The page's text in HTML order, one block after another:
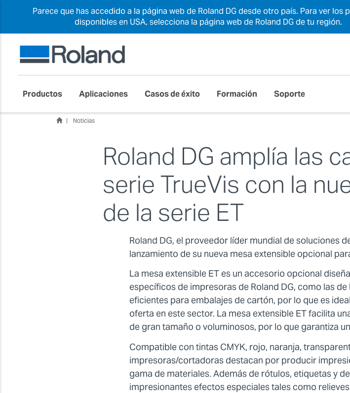
Parece que has accedido a la página web de Roland DG desde otro país. Para ver los
disponibles en USA, selecciona la página web de Roland DG de tu región.
Productos Aplicaciones Casos de éxito Formación Soporte
Noticias
Roland DG amplía las
serie TrueVis con la
de la serie ET
Roland DG, el proveedor líder mundial de soluciones
lanzamiento de su nueva mesa extensible opcional
La mesa extensible ET es un accesorio opcional
específicos de impresoras de Roland DG, como las
eficientes para embalajes de cartón, por lo que es
oferta en este sector. La mesa extensible ET facilita
de gran tamaño o voluminosos, por lo que garantiza
Compatible con tintas CMYK, rojo, naranja,
impresoras/cortadoras destacan por producir
gama de materiales. Además de rótulos, etiquetas y
impresionantes efectos especiales tales como